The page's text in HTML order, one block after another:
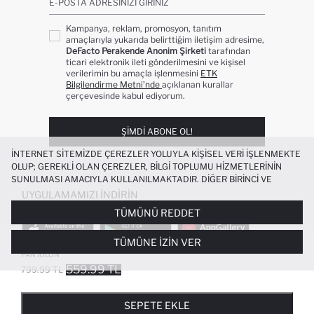
REGULAR FIT DÜZ PAÇA AEROBIN
PANTOLON
799.99 TL 559.99 TL
SEPETE EKLE
E-POSTA ADRESINIZI GIRINIZ
Kampanya, reklam, promosyon, tanıtım
amaçlarıyla yukarıda belirttiğim iletişim adresime,
DeFacto Perakende Anonim Şirketi tarafından
ticari elektronik ileti gönderilmesini ve kişisel
verilerimin bu amaçla işlenmesini ETK
Bilgilendirme Metni’nde açıklanan kurallar
çerçevesinde kabul ediyorum.
ŞIMDI ABONE OL!
UYGULAMAMIZI İNDIRIN
POPÜLER KATEGORILER
KADIN BEYAZ TIŞÖRT
İNTERNET SITEMIZDE ÇEREZLER YOLUYLA KIŞISEL VERI IŞLENMEKTE
OLUP; GEREKLI OLAN ÇEREZLER, BILGI TOPLUMU HIZMETLERININ
SUNULMASI AMACIYLA KULLANILMAKTADIR. DIĞER BIRINCI VE
ÜÇÜNCÜ TARAF ÇEREZLER ISE SIZE DAHA IYI BIR ALIŞVERIŞ
DENEYIMI SUNULABILMESI, SITEMIZIN DAHA IŞLEVSEL KILINMASI VE
KIŞISELLEŞTIRMESI VE AÇIK RIZA VERMENIZ HALINDE, SIZLERE
YÖNELIK PAZARLAMA FAALIYETLERININ YAPILMASI AMAÇLARIYLA
SINIRLI OLARAK KULLANILACAKTIR. ÇEREZLERE DAIR TERCIHLERINIZI
ÇEREZ TERCIHLERIPANELI ARACILIĞIYLA HER ZAMAN YÖNETEBILIR,
ÇEREZLERLE ILGILI DAHA DETAYLI BILGIYE
TÜMÜNÜ REDDET
TÜMÜNE İZIN VER